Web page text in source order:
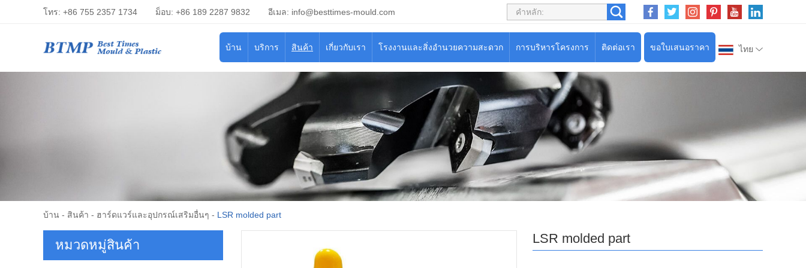
โทร: +86 755 2357 1734 ม็อบ: +86 189 2287 9832 อีเมล: info@besttimes-mould.com
ไทย
ขอใบเสนอราคา
บ้าน บริการ สินค้า เกี่ยวกับเรา โรงงานและสิ่งอำนวยความสะดวก การบริหารโครงการ ติดต่อเรา
บ้าน - สินค้า - ฮาร์ดแวร์และอุปกรณ์เสริมอื่นๆ - LSR molded part
LSR molded part
หมวดหมู่สินค้า